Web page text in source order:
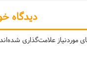
دیدگاه
علامت‌گذاری شده‌اند